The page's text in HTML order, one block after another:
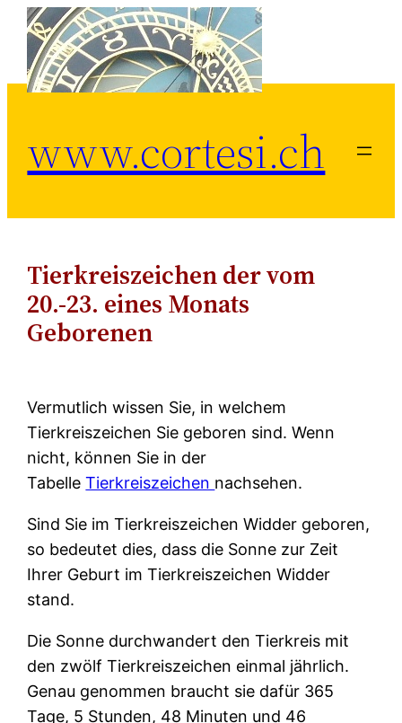
Zum
Inhalt
springen
www.cortesi.ch
Tierkreiszeichen der vom
20.-23. eines Monats
Geborenen
Vermutlich wissen Sie, in welchem
Tierkreiszeichen Sie geboren sind. Wenn
nicht, können Sie in der
TabelleTierkreiszeichen nachsehen.
Sind Sie im Tierkreiszeichen Widder geboren,
so bedeutet dies, dass die Sonne zur Zeit
Ihrer Geburt im Tierkreiszeichen Widder
stand.
Die Sonne durchwandert den Tierkreis mit
den zwölf Tierkreiszeichen einmal jährlich.
Genau genommen braucht sie dafür 365
Tage, 5 Stunden, 48 Minuten und 46